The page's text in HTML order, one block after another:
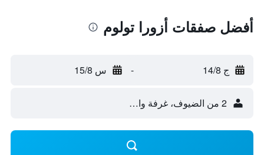
أفضل صفقات أزورا تولوم
ج 14/8 - س 15/8
2 من الضيوف، غرفة واحدة